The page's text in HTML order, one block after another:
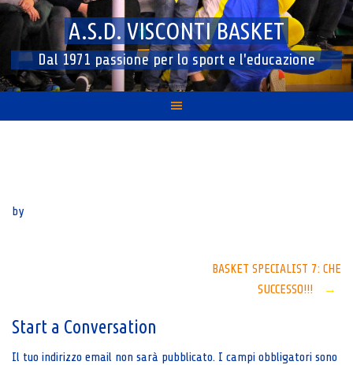
A.S.D. VISCONTI BASKET
Dal 1971 passione per lo sport e l'educazione
by
BASKET SPECIALIST 7: CHE
SUCCESSO!!!
→
Start a Conversation
Il tuo indirizzo email non sarà pubblicato. I campi obbligatori sono